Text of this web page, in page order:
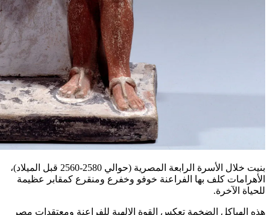
بنيت خلال الأسرة الرابعة المصرية (حوالي 2580-2560 قبل الميلاد)،
الأهرامات كلف بها الفراعنة خوفو وخفرع ومنقرع كمقابر عظيمة
للحياة الآخرة.
هذه الهياكل الضخمة تعكس القوة الإلهية للفراعنة ومعتقدات مصر